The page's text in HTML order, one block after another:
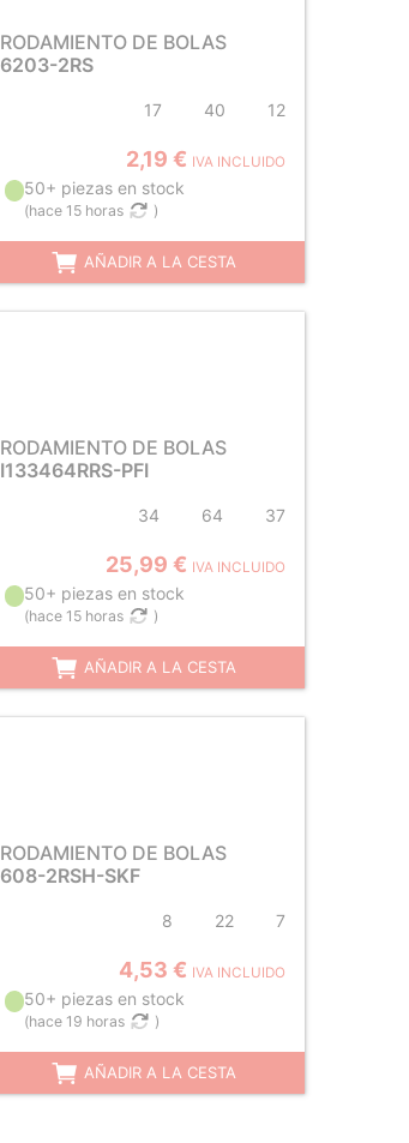
RODAMIENTO DE BOLAS
6203-2RS
17 40 12
2,19 € IVA INCLUIDO
50+ piezas en stock
(hace 15 horas )
AÑADIR A LA CESTA
RODAMIENTO DE BOLAS
I133464RRS-PFI
34 64 37
25,99 € IVA INCLUIDO
50+ piezas en stock
(hace 15 horas )
AÑADIR A LA CESTA
RODAMIENTO DE BOLAS
608-2RSH-SKF
8 22 7
4,53 € IVA INCLUIDO
50+ piezas en stock
(hace 19 horas )
AÑADIR A LA CESTA